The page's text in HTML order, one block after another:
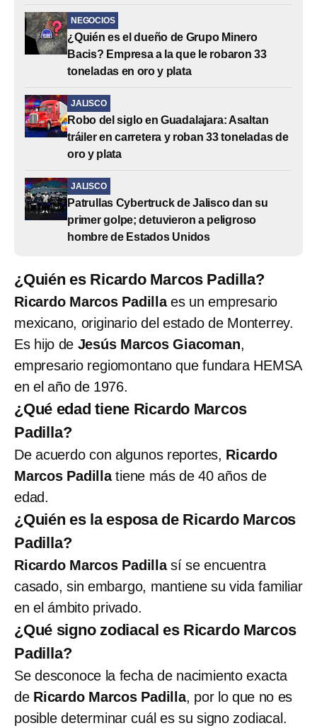
NEGOCIOS
¿Quién es el dueño de Grupo Minero
Bacis? Empresa a la que le robaron 33
toneladas en oro y plata
JALISCO
Robo del siglo en Guadalajara: Asaltan
tráiler en carretera y roban 33 toneladas de
oro y plata
JALISCO
Patrullas Cybertruck de Jalisco dan su
primer golpe; detuvieron a peligroso
hombre de Estados Unidos
¿Quién es Ricardo Marcos Padilla?
Ricardo Marcos Padillaes un empresario
mexicano, originario del estado de Monterrey.
Es hijo de Jesús Marcos Giacoman,
empresario regiomontano que fundara HEMSA
en el año de 1976.
¿Qué edad tiene Ricardo Marcos
Padilla?
De acuerdo con algunos reportes, Ricardo
Marcos Padillatiene más de 40 años de
edad.
¿Quién es la esposa de Ricardo Marcos
Padilla?
Ricardo Marcos Padillasí se encuentra
casado, sin embargo, mantiene su vida familiar
en el ámbito privado.
¿Qué signo zodiacal es Ricardo Marcos
Padilla?
Se desconoce la fecha de nacimiento exacta
de Ricardo Marcos Padilla, por lo que no es
posible determinar cuál es su signo zodiacal.